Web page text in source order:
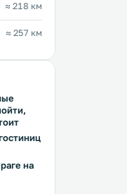
≈ 218 км
≈ 257 км
на